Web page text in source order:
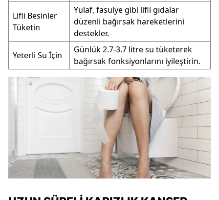
Lifli Besinler
Tüketin
Yulaf, fasulye gibi lifli gıdalar
düzenli bağırsak hareketlerini
destekler.
Yeterli Su İçin
Günlük 2.7-3.7 litre su tüketerek
bağırsak fonksiyonlarını iyileştirin.